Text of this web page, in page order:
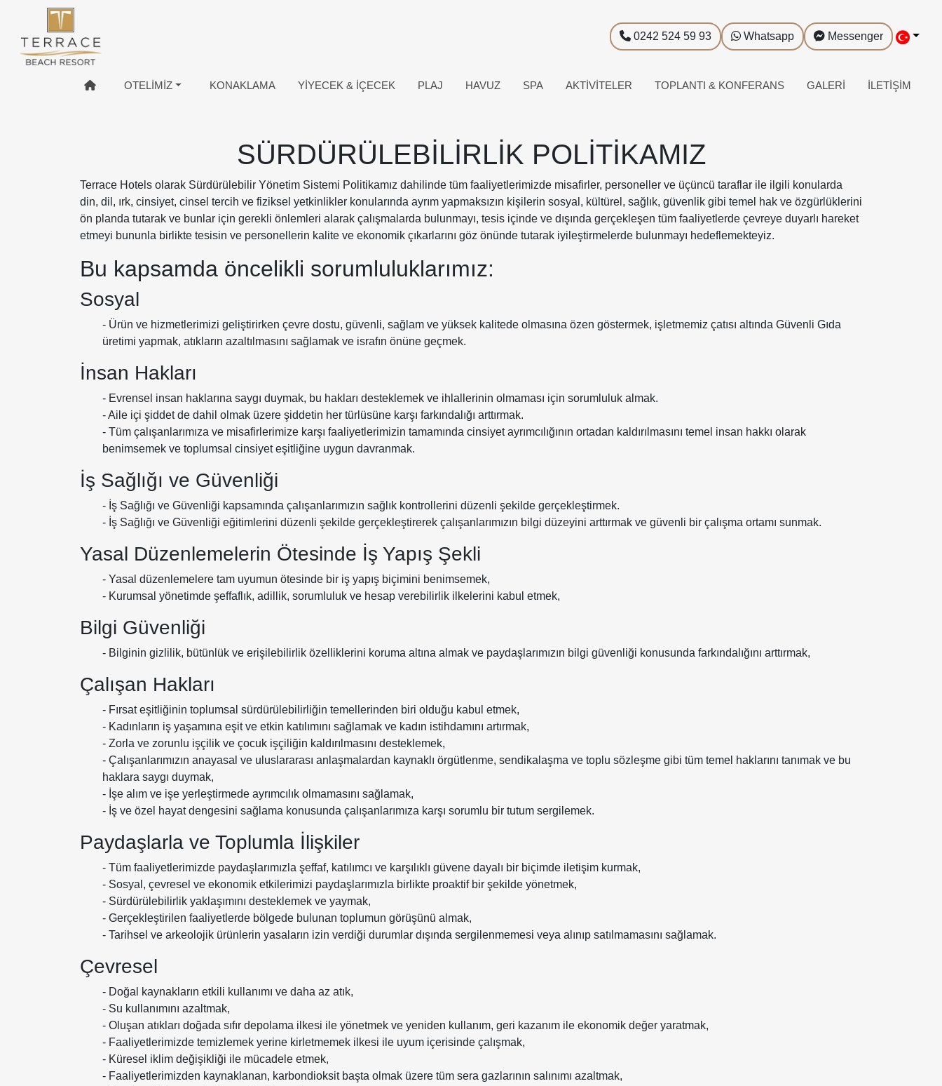
0242 524 59 93 Whatsapp Messenger
OTELIMIZ KONAKLAMA YIYECEK & İÇECEK PLAJ HAVUZ SPA AKTIVITELER TOPLANTI & KONFERANS GALERI İLETIŞIM
SÜRDÜRÜLEBİLİRLİK POLİTİKAMIZ
Terrace Hotels olarak Sürdürülebilir Yönetim Sistemi Politikamız dahilinde tüm faaliyetlerimizde misafirler, personeller ve üçüncü taraflar ile ilgili konularda
din, dil, ırk, cinsiyet, cinsel tercih ve fiziksel yetkinlikler konularında ayrım yapmaksızın kişilerin sosyal, kültürel, sağlık, güvenlik gibi temel hak ve özgürlüklerini
ön planda tutarak ve bunlar için gerekli önlemleri alarak çalışmalarda bulunmayı, tesis içinde ve dışında gerçekleşen tüm faaliyetlerde çevreye duyarlı hareket
etmeyi bununla birlikte tesisin ve personellerin kalite ve ekonomik çıkarlarını göz önünde tutarak iyileştirmelerde bulunmayı hedeflemekteyiz.
Bu kapsamda öncelikli sorumluluklarımız:
Sosyal
- Ürün ve hizmetlerimizi geliştirirken çevre dostu, güvenli, sağlam ve yüksek kalitede olmasına özen göstermek, işletmemiz çatısı altında Güvenli Gıda
üretimi yapmak, atıkların azaltılmasını sağlamak ve israfın önüne geçmek.
İnsan Hakları
- Evrensel insan haklarına saygı duymak, bu hakları desteklemek ve ihlallerinin olmaması için sorumluluk almak.
- Aile içi şiddet de dahil olmak üzere şiddetin her türlüsüne karşı farkındalığı arttırmak.
- Tüm çalışanlarımıza ve misafirlerimize karşı faaliyetlerimizin tamamında cinsiyet ayrımcılığının ortadan kaldırılmasını temel insan hakkı olarak
benimsemek ve toplumsal cinsiyet eşitliğine uygun davranmak.
İş Sağlığı ve Güvenliği
- İş Sağlığı ve Güvenliği kapsamında çalışanlarımızın sağlık kontrollerini düzenli şekilde gerçekleştirmek.
- İş Sağlığı ve Güvenliği eğitimlerini düzenli şekilde gerçekleştirerek çalışanlarımızın bilgi düzeyini arttırmak ve güvenli bir çalışma ortamı sunmak.
Yasal Düzenlemelerin Ötesinde İş Yapış Şekli
- Yasal düzenlemelere tam uyumun ötesinde bir iş yapış biçimini benimsemek,
- Kurumsal yönetimde şeffaflık, adillik, sorumluluk ve hesap verebilirlik ilkelerini kabul etmek,
Bilgi Güvenliği
- Bilginin gizlilik, bütünlük ve erişilebilirlik özelliklerini koruma altına almak ve paydaşlarımızın bilgi güvenliği konusunda farkındalığını arttırmak,
Çalışan Hakları
- Fırsat eşitliğinin toplumsal sürdürülebilirliğin temellerinden biri olduğu kabul etmek,
- Kadınların iş yaşamına eşit ve etkin katılımını sağlamak ve kadın istihdamını artırmak,
- Zorla ve zorunlu işçilik ve çocuk işçiliğin kaldırılmasını desteklemek,
- Çalışanlarımızın anayasal ve uluslararası anlaşmalardan kaynaklı örgütlenme, sendikalaşma ve toplu sözleşme gibi tüm temel haklarını tanımak ve bu
haklara saygı duymak,
- İşe alım ve işe yerleştirmede ayrımcılık olmamasını sağlamak,
- İş ve özel hayat dengesini sağlama konusunda çalışanlarımıza karşı sorumlu bir tutum sergilemek.
Paydaşlarla ve Toplumla İlişkiler
- Tüm faaliyetlerimizde paydaşlarımızla şeffaf, katılımcı ve karşılıklı güvene dayalı bir biçimde iletişim kurmak,
- Sosyal, çevresel ve ekonomik etkilerimizi paydaşlarımızla birlikte proaktif bir şekilde yönetmek,
- Sürdürülebilirlik yaklaşımını desteklemek ve yaymak,
- Gerçekleştirilen faaliyetlerde bölgede bulunan toplumun görüşünü almak,
- Tarihsel ve arkeolojik ürünlerin yasaların izin verdiği durumlar dışında sergilenmemesi veya alınıp satılmamasını sağlamak.
Çevresel
- Doğal kaynakların etkili kullanımı ve daha az atık,
- Su kullanımını azaltmak,
- Oluşan atıkları doğada sıfır depolama ilkesi ile yönetmek ve yeniden kullanım, geri kazanım ile ekonomik değer yaratmak,
- Faaliyetlerimizde temizlemek yerine kirletmemek ilkesi ile uyum içerisinde çalışmak,
- Küresel iklim değişikliği ile mücadele etmek,
- Faaliyetlerimizden kaynaklanan, karbondioksit başta olmak üzere tüm sera gazlarının salınımı azaltmak,